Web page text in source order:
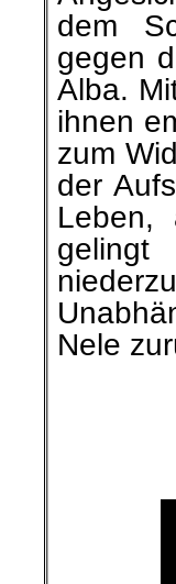
dem
gegen
Alba.
ihnen
zum
der
Leben,
Nele